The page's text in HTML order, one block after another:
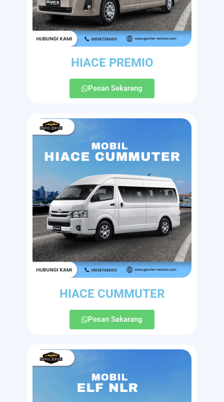
HIACE PREMIO
Pesan Sekarang
HIACE CUMMUTER
Pesan Sekarang